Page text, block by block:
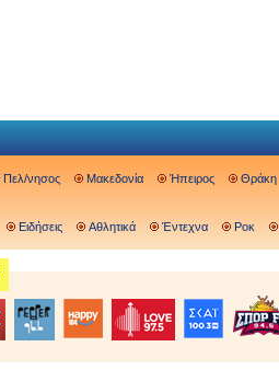
Πελ/νησος Μακεδονία Ήπειρος Θράκη
Ειδήσεις Αθλητικά Έντεχνα Ροκ